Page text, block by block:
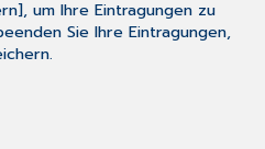
um Ihre Eintragungen zu
Sie Ihre Eintragungen,